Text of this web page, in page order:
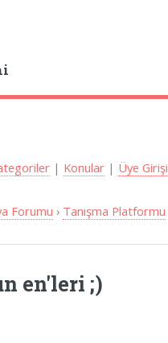
| Konular | Üye Girişi
Forumu › Tanışma Platformu
en'leri ;)